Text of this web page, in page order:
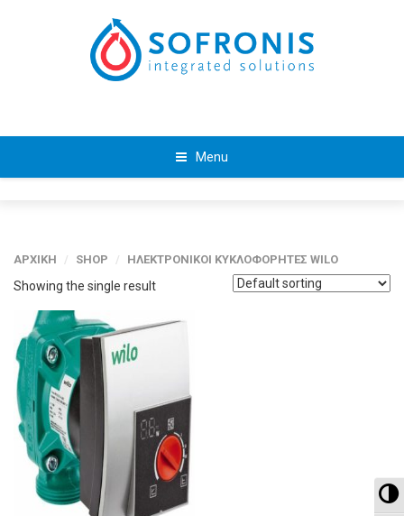
Menu
ΑΡΧΙΚΗ / SHOP / ΗΛΕΚΤΡΟΝΙΚΟΙ ΚΥΚΛΟΦΟΡΗΤΕΣ WILO
Showing the single result